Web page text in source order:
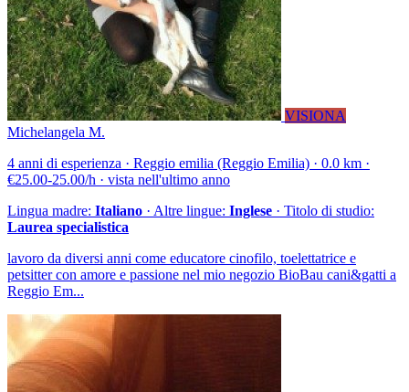
VISIONA
Michelangela M.
4 anni di esperienza · Reggio emilia (Reggio Emilia) · 0.0 km ·
€25.00-25.00/h · vista nell'ultimo anno
Lingua madre: Italiano · Altre lingue: Inglese · Titolo di studio:
Laurea specialistica
lavoro da diversi anni come educatore cinofilo, toelettatrice e
petsitter con amore e passione nel mio negozio BioBau cani&gatti a
Reggio Em...